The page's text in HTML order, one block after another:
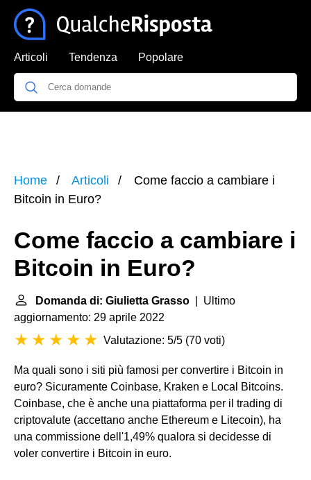
Articoli Tendenza Popolare
Home Articoli
Come faccio a cambiare i
Bitcoin in Euro?
Come faccio a cambiare i
Bitcoin in Euro?
Domanda di: Giulietta Grasso | Ultimo
aggiornamento: 29 aprile 2022
Valutazione: 5/5 (70 voti)
Ma quali sono i siti più famosi per convertire i Bitcoin in
euro? Sicuramente Coinbase, Kraken e Local Bitcoins.
Coinbase, che è anche una piattaforma per il trading di
criptovalute (accettano anche Ethereum e Litecoin), ha
una commissione dell'1,49% qualora si decidesse di
voler convertire i Bitcoin in euro.